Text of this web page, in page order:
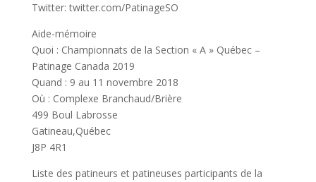
Twitter: twitter.com/PatinageSO
Aide-mémoire
Quoi : Championnats de la Section « A » Québec –
Patinage Canada 2019
Quand : 9 au 11 novembre 2018
Où : Complexe Branchaud/Brière
499 Boul Labrosse
Gatineau,Québec
J8P 4R1
Liste des patineurs et patineuses participants de la